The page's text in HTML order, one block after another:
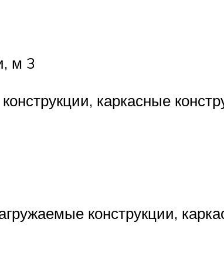
м 3
каркасные
конструкции,